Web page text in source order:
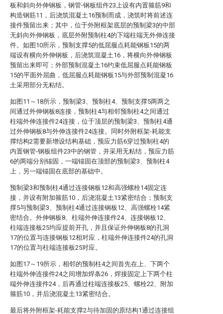
板和斜向外伸钢板，钢管-钢板组件23上设有内置箍筋9和
构造钢筋11，后浇筑混凝土16预制而成，浇筑时将前述连
接件预留出来；其中，位于外附框架底层的预制梁3的中部
无斜向外伸钢板，底层外附预制柱4的下端柱端无外伸连接
件。如图10所示，预制支撑5的低屈服点耗能钢板15的两
端设有横向外伸钢板，后浇筑混凝土16，将横向外伸钢板
预留出来即可；外部预制混凝土16约束低屈服点耗能钢板
15的平面外屈曲，低屈服点耗能钢板15与外部预制混凝16
土采用部分无粘结。
如图11～18所示，预制梁3、预制柱4、预制支撑5两两之
间通过外伸钢板8连接，预制柱4与相邻预制柱4之间通过
柱端外伸连接件24连接，位于顶层的预制梁3、预制柱4通
过外伸钢板8与外伸连接件24连接。同时外附框架-耗能支
撑结构2需要新增设结构基础，预应力筋6穿过预制柱4的
内置钢管-钢板组件23中的钢管，并采用无粘结，预应力筋
6的两端分别锚固，一端锚固在顶部的预制梁3、预制柱4
上，另一端锚固在底部的基础中。
预制梁3和预制柱4通过连接钢板12和高强螺栓14固定连
接，并设有附加箍筋10，后浇混凝土13紧密结合；预制支
撑5与预制梁3、预制柱4通过连接钢板12、高强螺栓14紧
密结合。外伸钢板8、柱端外伸连接件24、连接钢板12、
柱端连接板25均应提前开孔，并且保证外伸钢板8的孔洞
17的位置与连接钢板12相对应，柱端外伸连接件24的孔洞
17的位置与柱端连接板25对应。
如图17～19所示，相邻的预制柱4之间首先在上、下两个
柱端外伸连接件24之间增加焊条26，焊接固定上下两个柱
端外伸连接件24，后再通过柱端连接板25、螺栓22、附加
箍筋10，并后浇混凝土13紧密结合。
最后将外附框架-耗能支撑2与待加固的原结构1通过连接组